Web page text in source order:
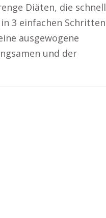
Diäten, die schnell
3 einfachen Schritten
ausgewogene
und der